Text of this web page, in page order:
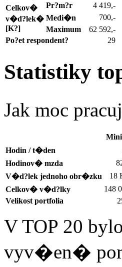
Celkov�
v�d?lek�
[K?]
Pr?m?r 4 419,-
Medi�n
700,-
Maximum
62 592,-
Po?et respondent?
29
Statistiky
Jak moc
Hodin / t�den
Hodinov� mzda
V�d?lek jednoho obr�zku
18
Celkov� v�d?lky
148
Velikost portfolia
V TOP 20 bylo
vyv�en�